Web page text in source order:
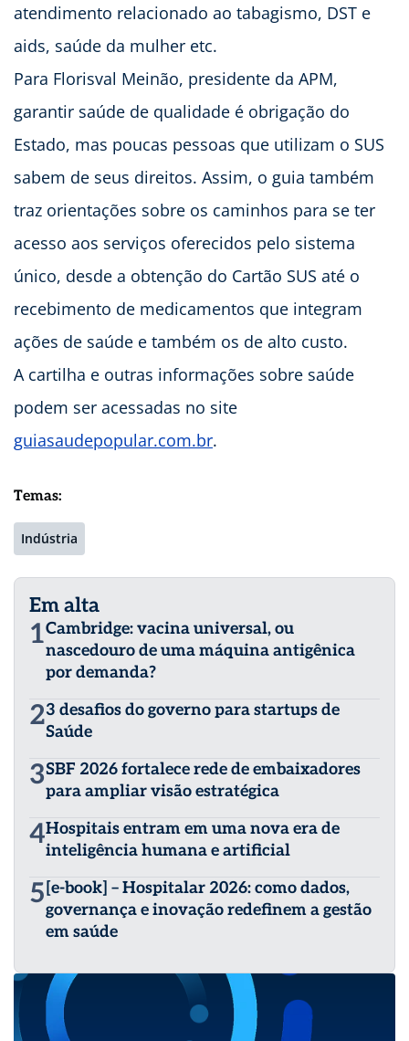
atendimento relacionado ao tabagismo, DST e
aids, saúde da mulher etc.
Para Florisval Meinão, presidente da APM,
garantir saúde de qualidade é obrigação do
Estado, mas poucas pessoas que utilizam o SUS
sabem de seus direitos. Assim, o guia também
traz orientações sobre os caminhos para se ter
acesso aos serviços oferecidos pelo sistema
único, desde a obtenção do Cartão SUS até o
recebimento de medicamentos que integram
ações de saúde e também os de alto custo.
A cartilha e outras informações sobre saúde
podem ser acessadas no site
guiasaudepopular.com.br.
Temas:
Indústria
Em alta
1Cambridge: vacina universal, ou
nascedouro de uma máquina antigênica
por demanda?
23 desafios do governo para startups de
Saúde
3SBF 2026 fortalece rede de embaixadores
para ampliar visão estratégica
4Hospitais entram em uma nova era de
inteligência humana e artificial
5 [e-book] – Hospitalar 2026: como dados,
governança e inovação redefinem a gestão
em saúde